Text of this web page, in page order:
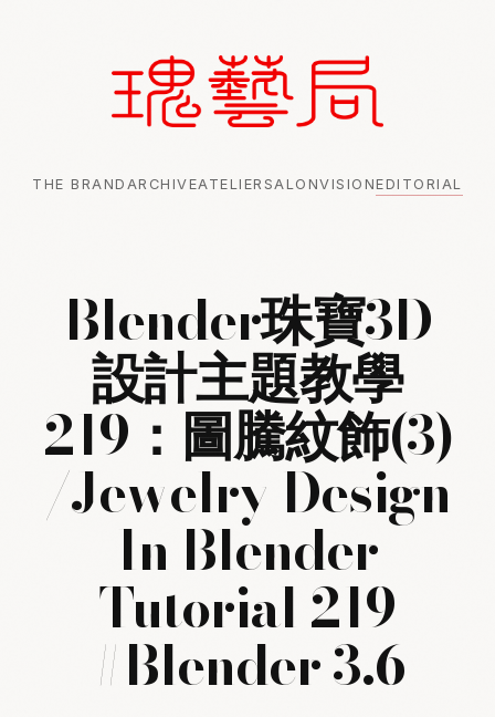
THE BRAND ARCHIVEATELIER SALONVISIONEDITORIAL
Blender珠寶3D
設計主題教學
219：圖騰紋飾(3)
/Jewelry Design
In Blender
Tutorial 219
#Blender 3.6